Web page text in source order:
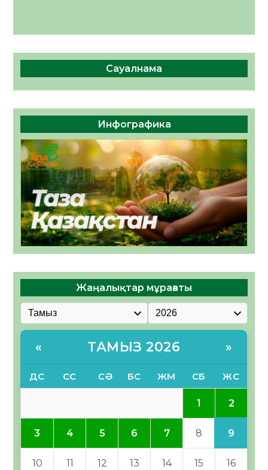
Сауалнама
Инфографика
Жаңалықтар мұрағаты
« ТАМЫЗ 2026 »
ДС СС СӘ БС ЖМ СБ ЖС
1 2
3 4 5 6 7 8 9
10 11 12 13 14 15 16